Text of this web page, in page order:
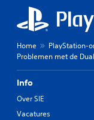
Home PlayStation-
Problemen met de
Info
Over SIE
Vacatures